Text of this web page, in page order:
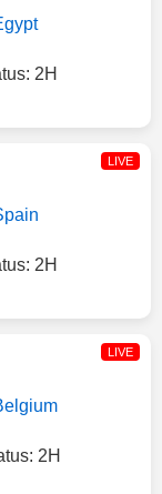
2H
LIVE
2H
LIVE
2H